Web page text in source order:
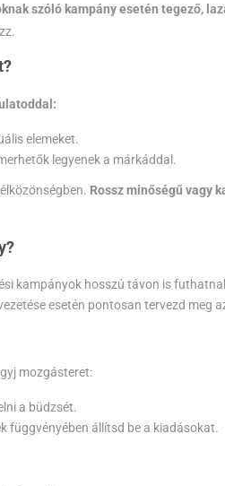
szóló kampány esetén tegező,
elemeket.
legyenek a márkáddal.
Rossz minőségű vagy
kampányok hosszú távon is
esetén pontosan tervezd meg
mozgásteret:
a büdzsét.
függvényében állítsd be a kiadásokat.